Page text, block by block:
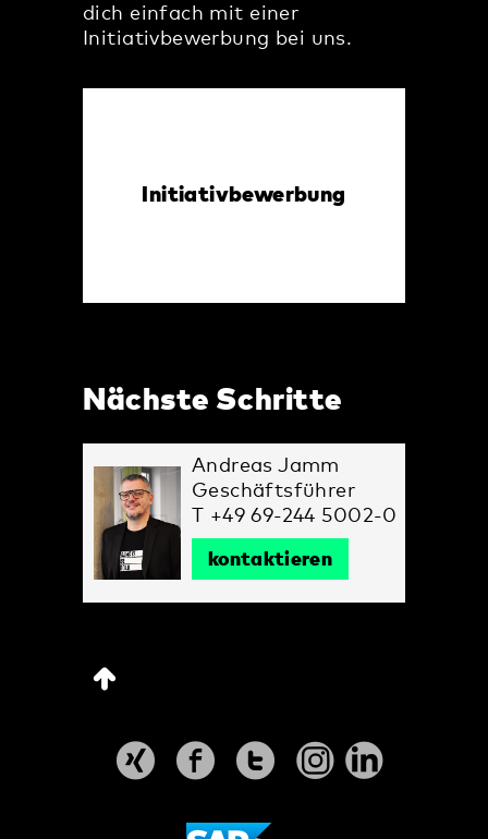
dich einfach mit einer
Initiativbewerbung bei uns.
Initiativbewerbung
Nächste Schritte
Andreas Jamm
Geschäftsführer
T +49 69-244 5002-0
kontaktieren